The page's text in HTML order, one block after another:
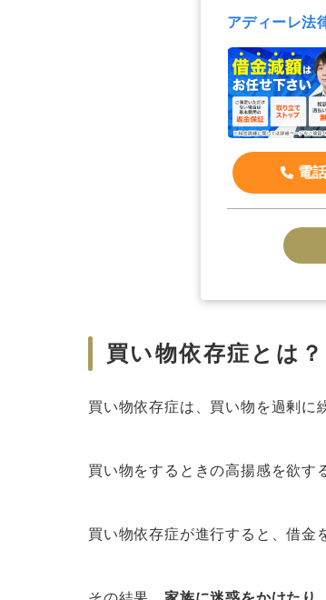
アディーレ法
電
買い物依存症とは？
買い物依存症は、買い物を過剰に
買い物をするときの高揚感を欲す
買い物依存症が進行すると、借金